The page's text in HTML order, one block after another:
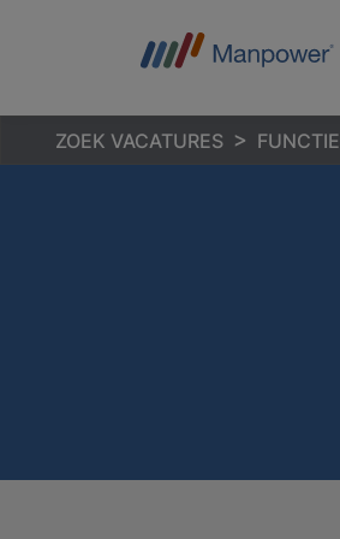
ZOEK VACATURES FUNCTIE